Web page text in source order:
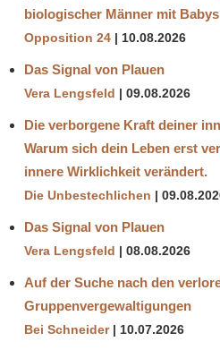
biologischer Männer mit Babys
Opposition 24 10.08.2026
Das Signal von Plauen
Vera Lengsfeld 09.08.2026
Die verborgene Kraft deiner
Warum sich dein Leben erst
innere Wirklichkeit verändert.
Die Unbestechlichen
Das Signal von Plauen
Vera Lengsfeld 08.08.2026
Auf der Suche nach den
Gruppenvergewaltigungen
Bei Schneider 10.07.2026